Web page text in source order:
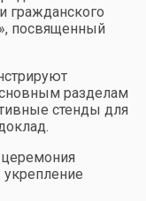
гражданского
посвященный
разделам
стенды для
церемония